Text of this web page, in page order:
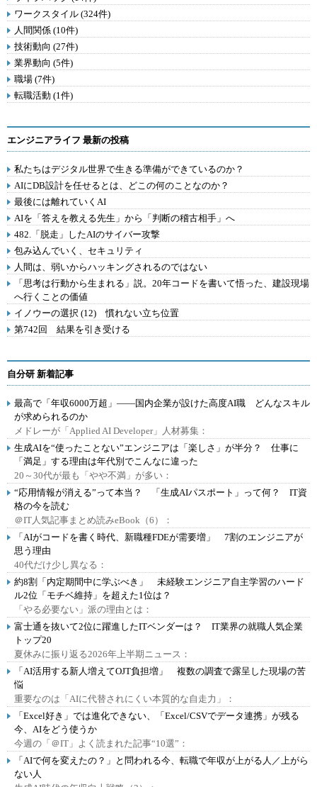
ワークスタイル (324件)
人間関係 (10件)
技術動向 (27件)
業界動向 (5件)
職場 (7件)
転職活動 (1件)
エンジニアライフ 最新の投稿
私たちはデジタル世界で生きる準備ができているのか？
AIにDB設計を任せるとは、どこの何のことなのか？
最後には離れていくAI
AIを「答えを教える先生」から「判断の稽古相手」へ
482.「脱走」したAIのサイバー攻撃
包み込んでいく、セキュリティ
人間は、弱いからハッキングされるのではない
「思考は行動から生まれる」説。20年コードを書いて悟った、建設現場
へ行くことの価値
イノウーの選択 (12) 慣れない立ち位置
第742回 結果を引き受ける
自分研 新着記事
最高で「年収6000万超」――国内企業が設けた高度AI職 どんなスキル
が求められるのか
メドレーが「Applied AI Developer」人材募集：
生成AIを“使ったことない”エンジニアは「楽しさ」が半分？ 仕事に
「満足」する理由は年代別でこんなに違った
20～30代が最も「やや不満」が多い：
“応用情報が消える”って本当？ 「生成AIパスポート」って何？ IT資
格の今を読む
＠IT人気記事まとめ読みeBook（6）：
「AIがコードを書く時代、新職種FDEが需要増」 7割のエンジニアが
思う理由
40代だけ少し異なる：
約8割「内定期間中に学ぶべき」 未経験エンジニア自主学習のハード
ル2位「モチベ維持」を超えた1位は？
「やる必要ない」派の理由とは：
富士通を抜いて2位に躍進したITベンダーは？ IT業界の就職人気企業
トップ20
夏休みに振り返る2026年上半期ニュース：
「AI活用する新人増えてOJT負担増」 複数の調査で露呈した現場の苦
悩
重要なのは「AIに代替されにくい本質的な自走力」：
「Excel好き」では進化できない、「Excel/CSVでデータ連携」が残る
今、AIをどう使うか
今週の「＠IT」よく読まれた記事“10選”：
「AIで何を変えたの？」と問われる今、転職で年収が上がる人／上がら
ない人